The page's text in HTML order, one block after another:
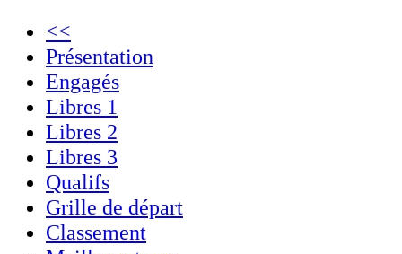
<<
Présentation
Engagés
Libres 1
Libres 2
Libres 3
Qualifs
Grille de départ
Classement